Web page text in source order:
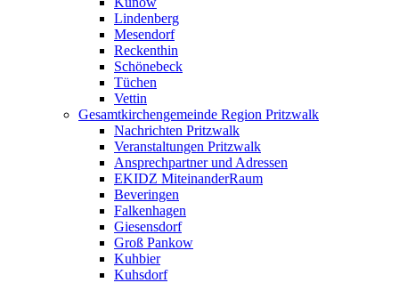
Lindenberg
Mesendorf
Reckenthin
Schönebeck
Tüchen
Vettin
Gesamtkirchengemeinde Region Pritzwalk
Nachrichten Pritzwalk
Veranstaltungen Pritzwalk
Ansprechpartner und Adressen
EKIDZ MiteinanderRaum
Beveringen
Falkenhagen
Giesensdorf
Groß Pankow
Kuhbier
Kuhsdorf